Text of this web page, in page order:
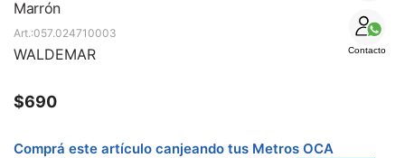
Marrón
Contacto
057.024710003
WALDEMAR
$690
Comprá este artículo canjeando tus Metros OCA